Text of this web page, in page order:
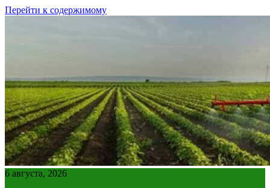
Перейти к содержимому
6 августа, 2026